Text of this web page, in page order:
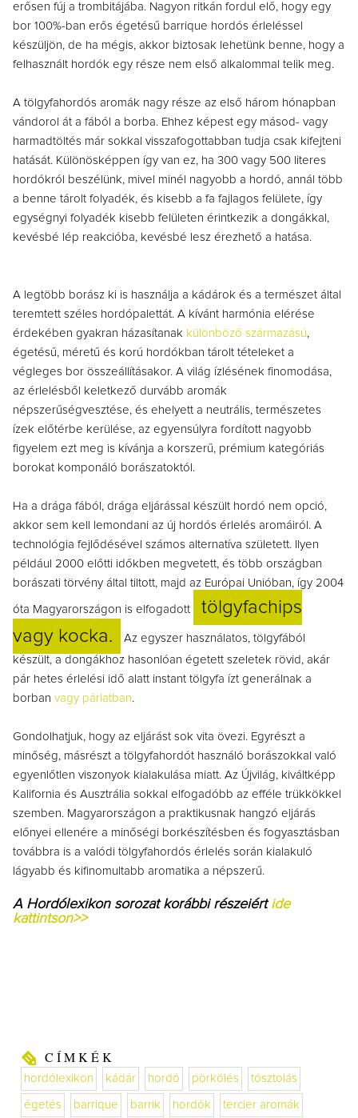
erősen fúj a trombitájába. Nagyon ritkán fordul elő, hogy egy
bor 100%-ban erős égetésű barrique hordós érleléssel
készüljön, de ha mégis, akkor biztosak lehetünk benne, hogy a
felhasznált hordók egy része nem első alkalommal telik meg.
A tölgyfahordós aromák nagy része az első három hónapban
vándorol át a fából a borba. Ehhez képest egy másod- vagy
harmadtöltés már sokkal visszafogottabban tudja csak kifejteni
hatását. Különösképpen így van ez, ha 300 vagy 500 literes
hordókról beszélünk, mivel minél nagyobb a hordó, annál több
a benne tárolt folyadék, és kisebb a fa fajlagos felülete, így
egységnyi folyadék kisebb felületen érintkezik a dongákkal,
kevésbé lép reakcióba, kevésbé lesz érezhető a hatása.
A legtöbb borász ki is használja a kádárok és a természet által
teremtett széles hordópalettát. A kívánt harmónia elérése
érdekében gyakran házasítanak különböző származású,
égetésű, méretű és korú hordókban tárolt tételeket a
végleges bor összeállításakor. A világ ízlésének finomodása,
az érlelésből keletkező durvább aromák
népszerűségvesztése, és ehelyett a neutrális, természetes
ízek előtérbe kerülése, az egyensúlyra fordított nagyobb
figyelem ezt meg is kívánja a korszerű, prémium kategóriás
borokat komponáló borászatoktól.
Ha a drága fából, drága eljárással készült hordó nem opció,
akkor sem kell lemondani az új hordós érlelés aromáiról. A
technológia fejlődésével számos alternatíva született. Ilyen
például 2000 előtti időkben megvetett, és több országban
borászati törvény által tiltott, majd az Európai Unióban, így 2004
óta Magyarországon is elfogadott
tölgyfachips
vagy kocka.
Az egyszer használatos, tölgyfából
készült, a dongákhoz hasonlóan égetett szeletek rövid, akár
pár hetes érlelési idő alatt instant tölgyfa ízt generálnak a
borban vagy párlatban.
Gondolhatjuk, hogy az eljárást sok vita övezi. Egyrészt a
minőség, másrészt a tölgyfahordót használó borászokkal való
egyenlőtlen viszonyok kialakulása miatt. Az Újvilág, kiváltképp
Kalifornia és Ausztrália sokkal elfogadóbb az efféle trükkökkel
szemben. Magyarországon a praktikusnak hangzó eljárás
előnyei ellenére a minőségi borkészítésben és fogyasztásban
továbbra is a valódi tölgyfahordós érlelés során kialakuló
lágyabb és kifinomultabb aromatika a népszerű.
A Hordólexikon sorozat korábbi részeiértide
kattintson>>
CÍMKÉK
hordólexikon kádár hordó pörkölés tósztolás
égetés barrique barrik hordók tercier aromák